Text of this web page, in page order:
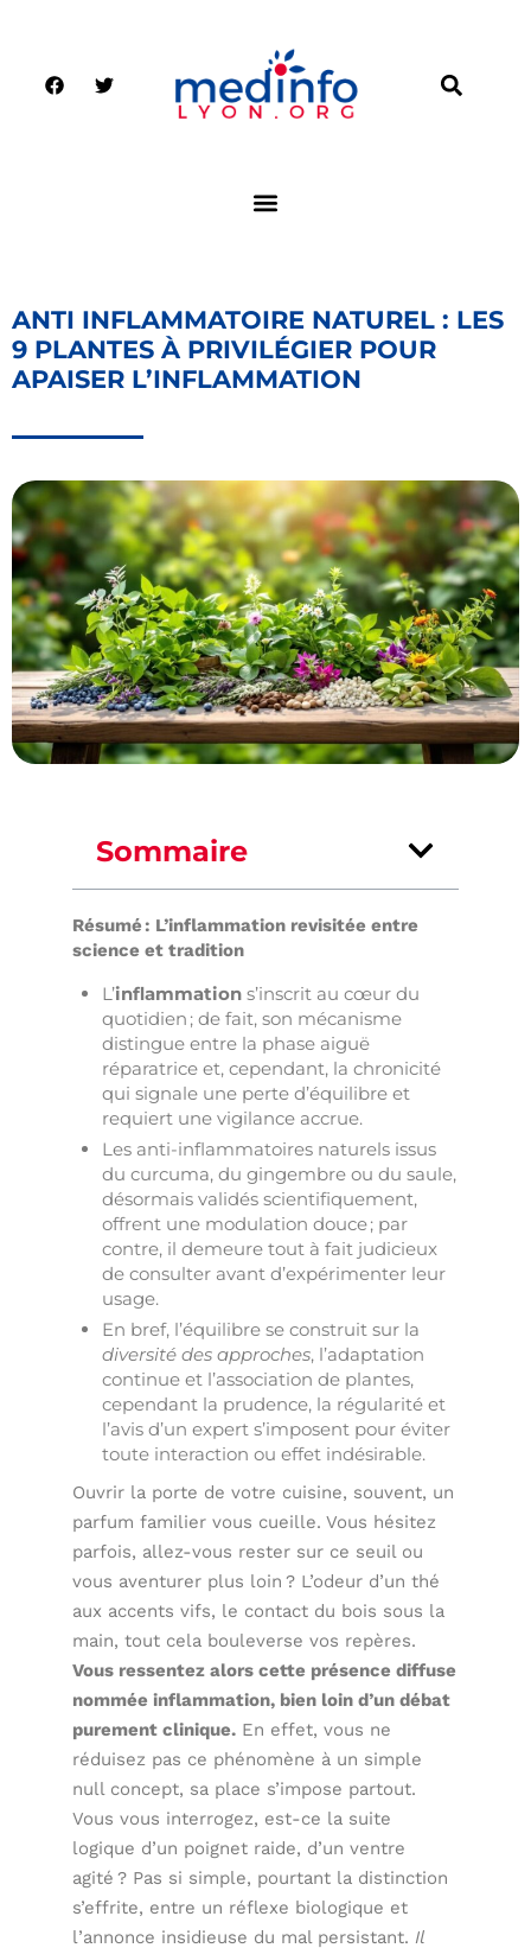
ANTI INFLAMMATOIRE NATUREL : LES
9 PLANTES À PRIVILÉGIER POUR
APAISER L’INFLAMMATION
Sommaire
Résumé : L’inflammation revisitée entre
science et tradition
L’inflammation s’inscrit au cœur du
quotidien ; de fait, son mécanisme
distingue entre la phase aiguë
réparatrice et, cependant, la chronicité
qui signale une perte d’équilibre et
requiert une vigilance accrue.
Les anti-inflammatoires naturels issus
du curcuma, du gingembre ou du saule,
désormais validés scientifiquement,
offrent une modulation douce ; par
contre, il demeure tout à fait judicieux
de consulter avant d’expérimenter leur
usage.
En bref, l’équilibre se construit sur la
diversité des approches, l’adaptation
continue et l’association de plantes,
cependant la prudence, la régularité et
l’avis d’un expert s’imposent pour éviter
toute interaction ou effet indésirable.
Ouvrir la porte de votre cuisine, souvent, un
parfum familier vous cueille. Vous hésitez
parfois, allez-vous rester sur ce seuil ou
vous aventurer plus loin ? L’odeur d’un thé
aux accents vifs, le contact du bois sous la
main, tout cela bouleverse vos repères.
Vous ressentez alors cette présence diffuse
nommée inflammation, bien loin d’un débat
purement clinique. En effet, vous ne
réduisez pas ce phénomène à un simple
null concept, sa place s’impose partout.
Vous vous interrogez, est-ce la suite
logique d’un poignet raide, d’un ventre
agité ? Pas si simple, pourtant la distinction
s’effrite, entre un réflexe biologique et
l’annonce insidieuse du mal persistant.Il